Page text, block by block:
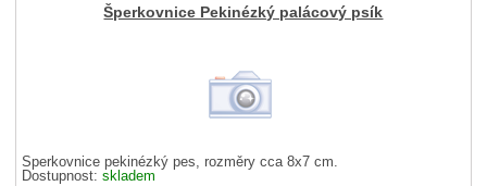
Šperkovnice Pekinézký palácový psík
Šperkovnice pekinézký pes, rozměry cca 8x7 cm.
Dostupnost:skladem